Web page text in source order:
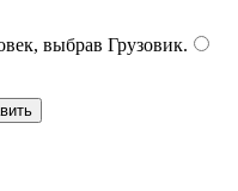
выбрав Грузовик.